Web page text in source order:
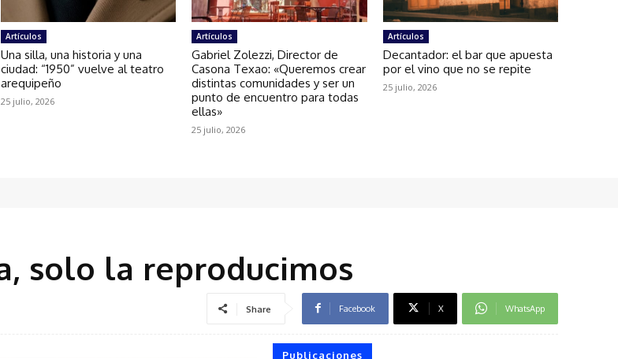
Artículos
Una silla, una historia y una
ciudad: “1950” vuelve al teatro
arequipeño
25 julio, 2026
Artículos
Gabriel Zolezzi, Director de
Casona Texao: «Queremos crear
distintas comunidades y ser un
punto de encuentro para todas
ellas»
25 julio, 2026
Artículos
Decantador: el bar que apuesta
por el vino que no se repite
25 julio, 2026